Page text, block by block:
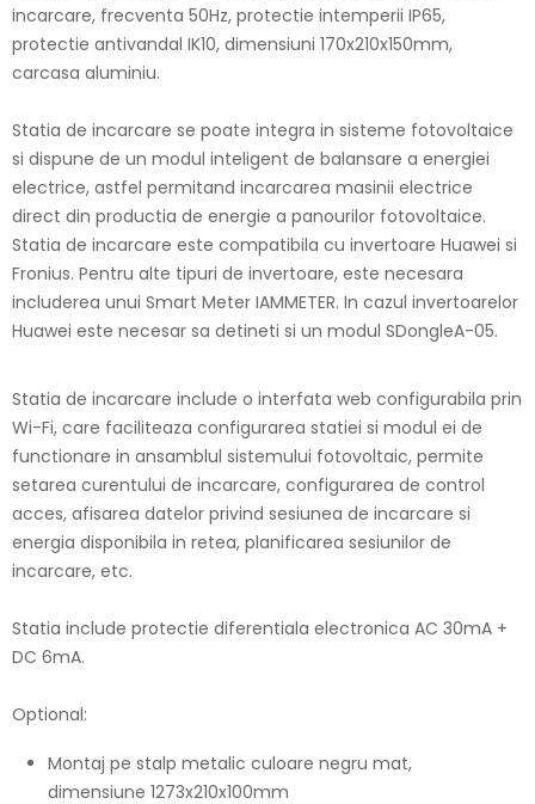
incarcare, frecventa 50Hz, protectie intemperii IP65,
protectie antivandal IK10, dimensiuni 170x210x150mm,
carcasa aluminiu.
Statia de incarcare se poate integra in sisteme fotovoltaice
si dispune de un modul inteligent de balansare a energiei
electrice, astfel permitand incarcarea masinii electrice
direct din productia de energie a panourilor fotovoltaice.
Statia de incarcare este compatibila cu invertoare Huawei si
Fronius. Pentru alte tipuri de invertoare, este necesara
includerea unui Smart Meter IAMMETER. In cazul invertoarelor
Huawei este necesar sa detineti si un modul SDongleA-05.
Statia de incarcare include o interfata web configurabila prin
Wi-Fi, care faciliteaza configurarea statiei si modul ei de
functionare in ansamblul sistemului fotovoltaic, permite
setarea curentului de incarcare, configurarea de control
acces, afisarea datelor privind sesiunea de incarcare si
energia disponibila in retea, planificarea sesiunilor de
incarcare, etc.
Statia include protectie diferentiala electronica AC 30mA +
DC 6mA.
Optional:
Montaj pe stalp metalic culoare negru mat,
dimensiune 1273x210x100mm